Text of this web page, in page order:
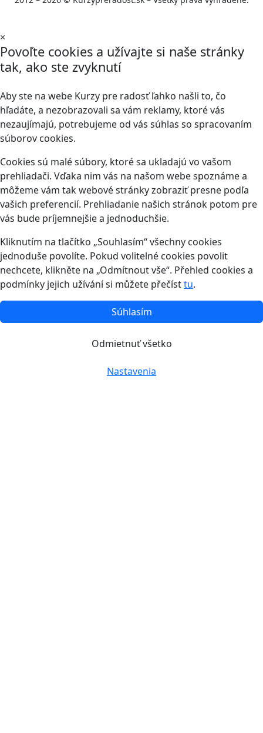
×
Povoľte cookies a užívajte si naše stránky
tak, ako ste zvyknutí
Aby ste na webe Kurzy pre radosť ľahko našli to, čo
hľadáte, a nezobrazovali sa vám reklamy, ktoré vás
nezaujímajú, potrebujeme od vás súhlas so spracovaním
súborov cookies.
Cookies sú malé súbory, ktoré sa ukladajú vo vašom
prehliadači. Vďaka nim vás na našom webe spoznáme a
môžeme vám tak webové stránky zobraziť presne podľa
vašich preferencií. Prehliadanie našich stránok potom pre
vás bude príjemnejšie a jednoduchšie.
Kliknutím na tlačítko „Souhlasím“ všechny cookies
jednoduše povolíte. Pokud volitelné cookies povolit
nechcete, klikněte na „Odmítnout vše“. Přehled cookies a
podmínky jejich užívání si můžete přečísttu.
Súhlasím
Odmietnuť všetko
Nastavenia